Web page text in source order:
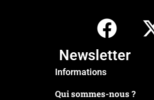
Newsletter
Informations
Qui sommes-nous ?